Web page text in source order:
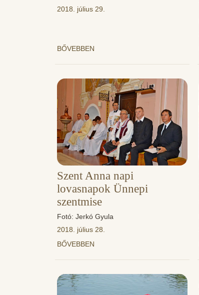
2018. július 29.
BŐVEBBEN
Szent Anna napi
lovasnapok Ünnepi
szentmise
Fotó: Jerkó Gyula
2018. július 28.
BŐVEBBEN